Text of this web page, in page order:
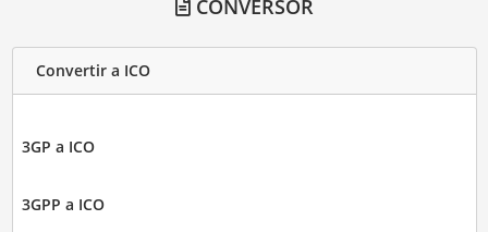
CONVERSOR
Convertir a ICO
3GP a ICO
3GPP a ICO